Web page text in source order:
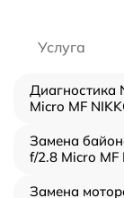
Услуга
Диагностика
Micro MF
Замена
f/2.8 Micro MF
Замена